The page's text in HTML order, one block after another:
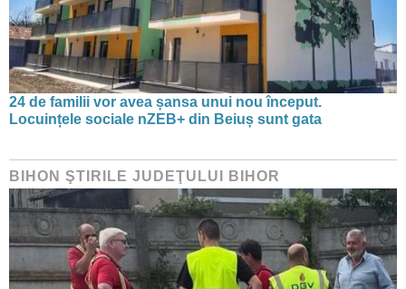
24 de familii vor avea șansa unui nou început.
Locuințele sociale nZEB+ din Beiuș sunt gata
BIHON ŞTIRILE JUDEŢULUI BIHOR